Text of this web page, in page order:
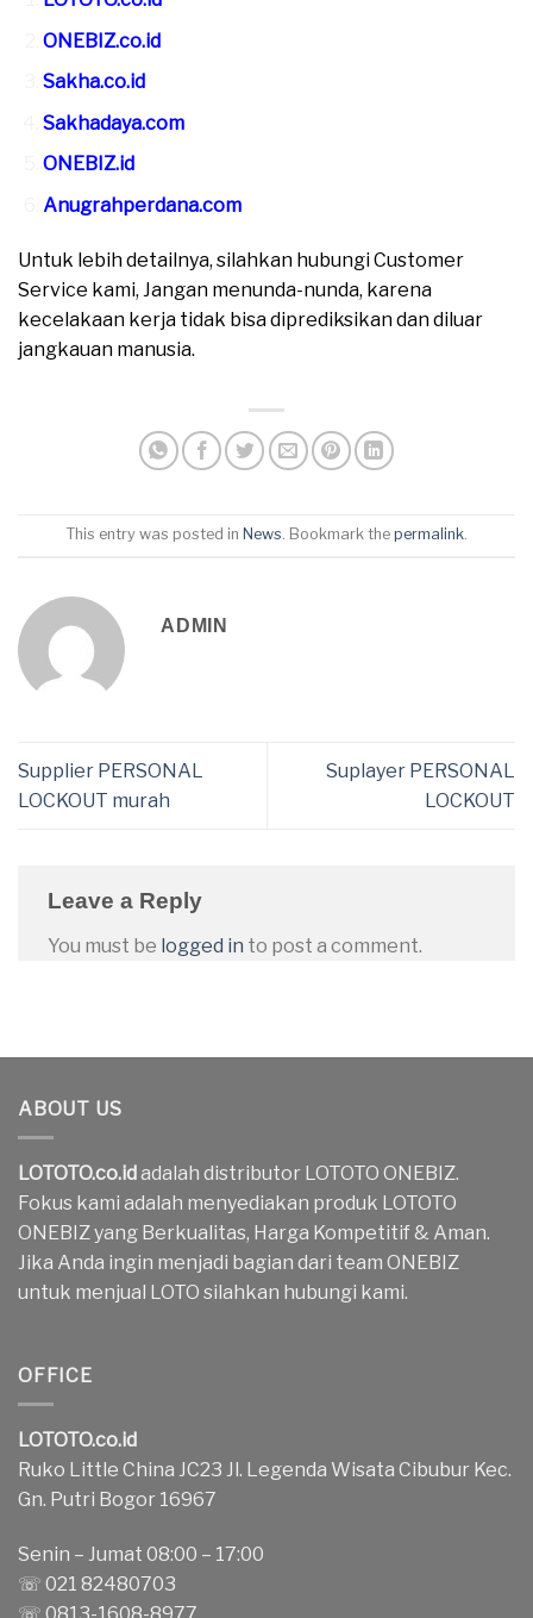
ONEBIZ.co.id
Sakha.co.id
Sakhadaya.com
ONEBIZ.id
Anugrahperdana.com
Untuk lebih detailnya, silahkan hubungi Customer
Service kami, Jangan menunda-nunda, karena
kecelakaan kerja tidak bisa diprediksikan dan diluar
jangkauan manusia.
This entry was posted in News. Bookmark the permalink.
ADMIN
Supplier PERSONAL
LOCKOUT murah
Suplayer PERSONAL
LOCKOUT
Leave a Reply
You must be logged in to post a comment.
ABOUT US
LOTOTO.co.idadalah distributor LOTOTO ONEBIZ.
Fokus kami adalah menyediakan produk LOTOTO
ONEBIZ yang Berkualitas, Harga Kompetitif & Aman.
Jika Anda ingin menjadi bagian dari team ONEBIZ
untuk menjual LOTO silahkan hubungi kami.
OFFICE
LOTOTO.co.id
Ruko Little China JC23 Jl. Legenda Wisata Cibubur Kec.
Gn. Putri Bogor 16967
Senin – Jumat 08:00 – 17:00
☏ 021 82480703